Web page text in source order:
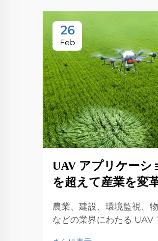
26
Feb
UAV アプリケーシ
を超えて産業を変
農業、建設、環境監視、
などの業界にわたる UAV